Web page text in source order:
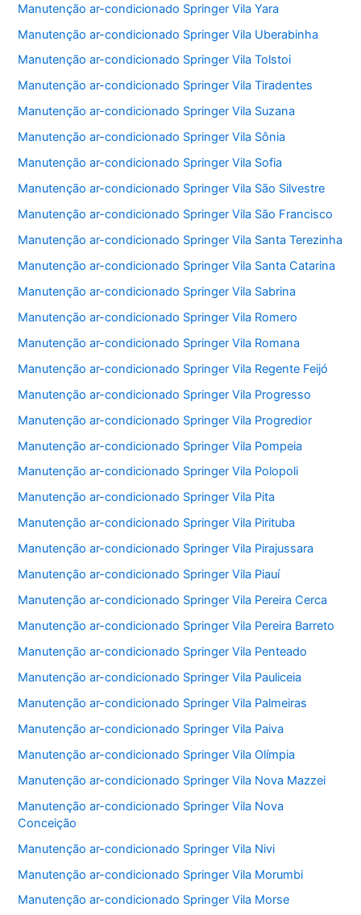
Manutenção ar-condicionado Springer Vila Yara
Manutenção ar-condicionado Springer Vila Uberabinha
Manutenção ar-condicionado Springer Vila Tolstoi
Manutenção ar-condicionado Springer Vila Tiradentes
Manutenção ar-condicionado Springer Vila Suzana
Manutenção ar-condicionado Springer Vila Sônia
Manutenção ar-condicionado Springer Vila Sofia
Manutenção ar-condicionado Springer Vila São Silvestre
Manutenção ar-condicionado Springer Vila São Francisco
Manutenção ar-condicionado Springer Vila Santa Terezinha
Manutenção ar-condicionado Springer Vila Santa Catarina
Manutenção ar-condicionado Springer Vila Sabrina
Manutenção ar-condicionado Springer Vila Romero
Manutenção ar-condicionado Springer Vila Romana
Manutenção ar-condicionado Springer Vila Regente Feijó
Manutenção ar-condicionado Springer Vila Progresso
Manutenção ar-condicionado Springer Vila Progredior
Manutenção ar-condicionado Springer Vila Pompeia
Manutenção ar-condicionado Springer Vila Polopoli
Manutenção ar-condicionado Springer Vila Pita
Manutenção ar-condicionado Springer Vila Pirituba
Manutenção ar-condicionado Springer Vila Pirajussara
Manutenção ar-condicionado Springer Vila Piauí
Manutenção ar-condicionado Springer Vila Pereira Cerca
Manutenção ar-condicionado Springer Vila Pereira Barreto
Manutenção ar-condicionado Springer Vila Penteado
Manutenção ar-condicionado Springer Vila Pauliceia
Manutenção ar-condicionado Springer Vila Palmeiras
Manutenção ar-condicionado Springer Vila Paiva
Manutenção ar-condicionado Springer Vila Olímpia
Manutenção ar-condicionado Springer Vila Nova Mazzei
Manutenção ar-condicionado Springer Vila Nova
Conceição
Manutenção ar-condicionado Springer Vila Nivi
Manutenção ar-condicionado Springer Vila Morumbi
Manutenção ar-condicionado Springer Vila Morse